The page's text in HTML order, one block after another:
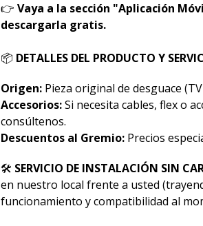
👉 Vaya a la sección "Aplicación
descargarla gratis.
📦 DETALLES DEL PRODUCTO Y
Origen:Pieza original de desguace
Accesorios:Si necesita cables, flex o
consúltenos.
Descuentos al Gremio:Precios
🛠 SERVICIO DE INSTALACIÓN SIN
en nuestro local frente a usted
funcionamiento y compatibilidad al